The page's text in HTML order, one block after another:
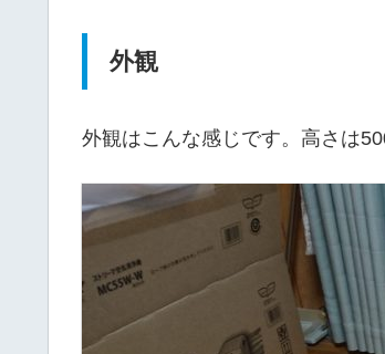
外観
外観はこんな感じです。高さは